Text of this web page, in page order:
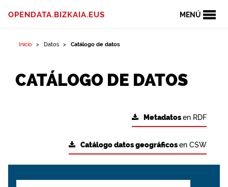
MENÚ
OPENDATA.BIZKAIA.EUS
Inicio Datos Catálogo de datos
CATÁLOGO DE DATOS
Metadatosen RDF
Catálogo datos geográficosen CSW